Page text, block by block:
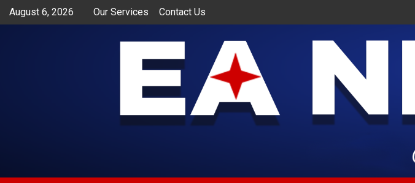
August 6, 2026 Our Services Contact Us